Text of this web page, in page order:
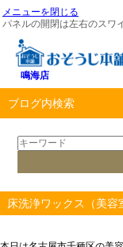
メニューを閉じる
パネルの開閉は左右のスワ
鳴海店
ブログ内検索
床洗浄ワックス（美